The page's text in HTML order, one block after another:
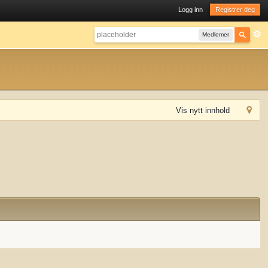
Logg inn Registrer deg
Medlemer
Vis nytt innhold